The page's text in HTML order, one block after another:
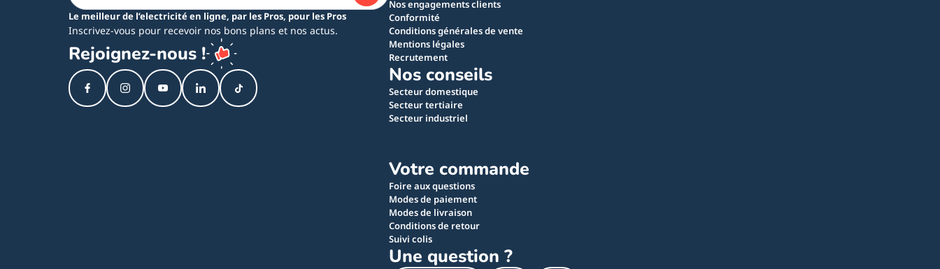
Le meilleur de l’electricité en ligne, par les Pros, pour les Pros
Inscrivez-vous pour recevoir nos bons plans et nos actus.
Rejoignez-nous !
Nos engagements clients
Conformité
Conditions générales de vente
Mentions légales
Recrutement
Nos conseils
Secteur domestique
Secteur tertiaire
Secteur industriel
Votre commande
Foire aux questions
Modes de paiement
Modes de livraison
Conditions de retour
Suivi colis
Une question ?